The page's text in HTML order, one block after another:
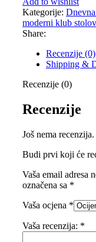
Kategorije:
moderni klub
Share:
Recenzije (0)
Shipping &
Recenzije (0)
Recenzije
Još nema recenzija.
Budi prvi koji će
Vaša email adresa
označena sa *
Vaša ocjena *
Vaša recenzija: *